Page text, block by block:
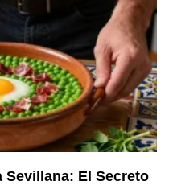
Sevillana: El Secreto